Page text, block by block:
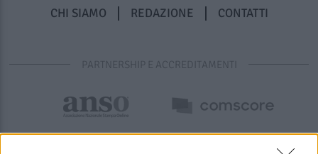
CHI SIAMO REDAZIONE CONTATTI
PARTNERSHIP E ACCREDITAMENTI